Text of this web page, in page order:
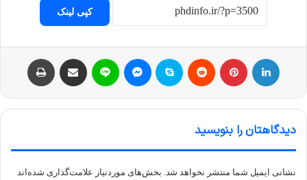
کپی لینک
دیدگاهتان را بنویسید
نشانی ایمیل شما منتشر نخواهد شد. بخش‌های موردنیاز علامت‌گذاری شده‌اند